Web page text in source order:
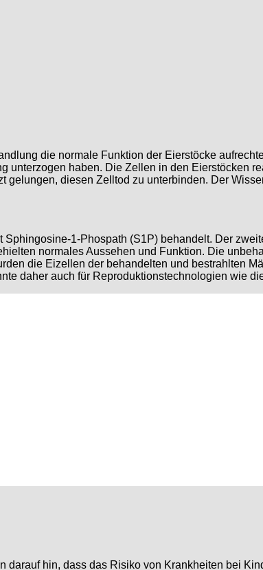
die normale Funktion der Eierstöcke
haben. Die Zellen in den Eierstöcken
gelungen, diesen Zelltod zu unterbinden. Der
1-Phospath (S1P) behandelt. Der
normales Aussehen und Funktion. Die
die Eizellen der behandelten und bestrahlten
daher auch für Reproduktionstechnologien wie
hin, dass das Risiko von Krankheiten bei